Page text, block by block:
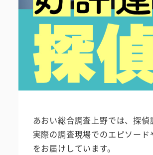
あおい総合調査上野では、探
実際の調査現場でのエピソード
をお届けしています。